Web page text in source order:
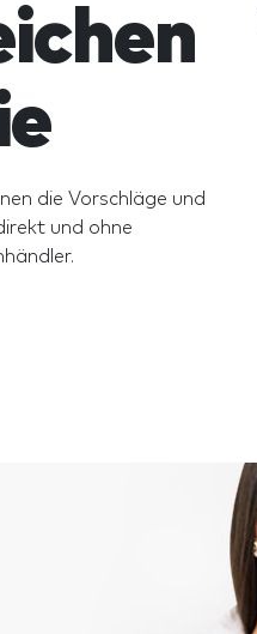
die Vorschläge und
und ohne